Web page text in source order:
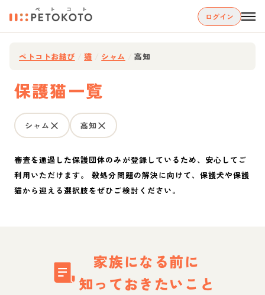
ログイン
ペトコトお結び 猫 シャム 高知
保護猫一覧
シャム 高知
審査を通過した保護団体のみが登録しているため、安心してご
利用いただけます。 殺処分問題の解決に向けて、保護犬や保護
猫から迎える選択肢をぜひご検討ください。
家族になる前に
知っておきたいこと